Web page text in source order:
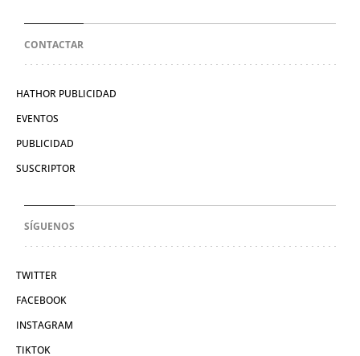
CONTACTAR
HATHOR PUBLICIDAD
EVENTOS
PUBLICIDAD
SUSCRIPTOR
SÍGUENOS
TWITTER
FACEBOOK
INSTAGRAM
TIKTOK